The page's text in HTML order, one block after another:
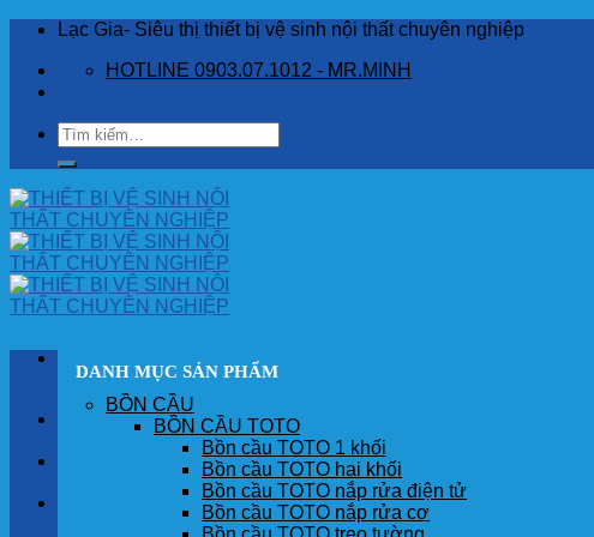
Skip
content
Lạc Gia- Siêu thị thiết bị vệ sinh nội thất chuyên nghiệp
HOTLINE 0903.07.1012 - MR.MINH
Tìm
kiếm:
TRANG CHỦ
DANH MỤC SẢN PHẨM
BỒN CẦU
BỒN CẦU TOTO
Bồn cầu TOTO 1 khối
Bồn cầu TOTO hai khối
Bồn cầu TOTO nắp rửa điện tử
Bồn cầu TOTO nắp rửa cơ